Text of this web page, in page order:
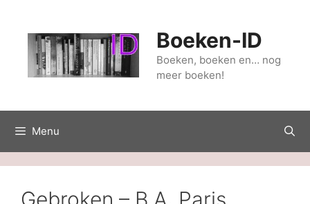
inhoud
Boeken-ID
Boeken, boeken en… nog
meer boeken!
Menu